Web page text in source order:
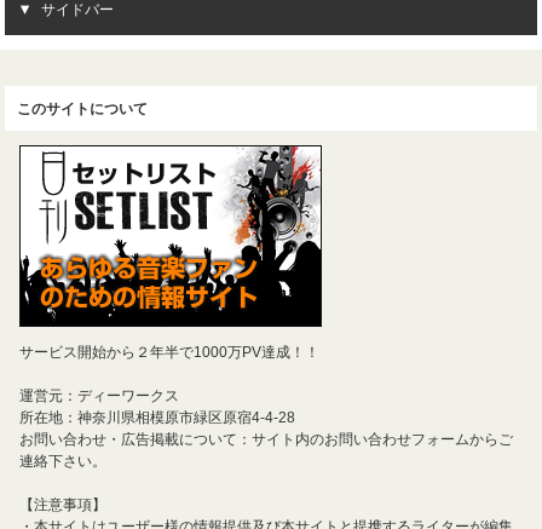
サイドバー
このサイトについて
サービス開始から２年半で1000万PV達成！！
運営元：ディーワークス
所在地：神奈川県相模原市緑区原宿4-4-28
お問い合わせ・広告掲載について：サイト内のお問い合わせフォームからご
連絡下さい。
【注意事項】